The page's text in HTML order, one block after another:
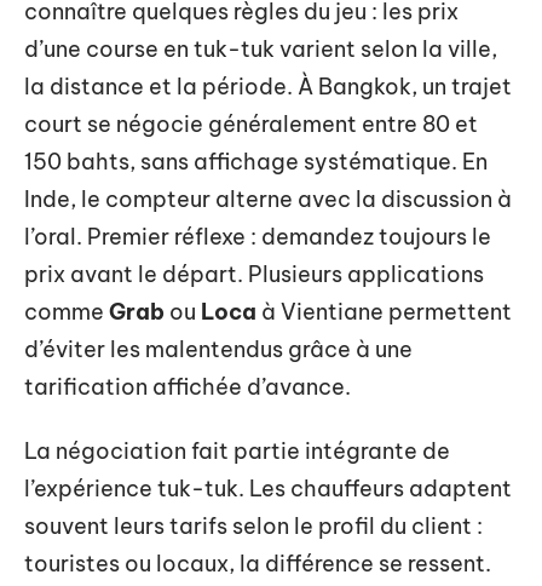
connaître quelques règles du jeu : les prix
d’une course en tuk-tuk varient selon la ville,
la distance et la période. À Bangkok, un trajet
court se négocie généralement entre 80 et
150 bahts, sans affichage systématique. En
Inde, le compteur alterne avec la discussion à
l’oral. Premier réflexe : demandez toujours le
prix avant le départ. Plusieurs applications
comme Grab ou Loca à Vientiane permettent
d’éviter les malentendus grâce à une
tarification affichée d’avance.
La négociation fait partie intégrante de
l’expérience tuk-tuk. Les chauffeurs adaptent
souvent leurs tarifs selon le profil du client :
touristes ou locaux, la différence se ressent.